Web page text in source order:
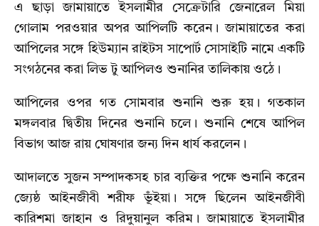
এ ছাড়া জামায়াতে ইসলামীর সেক্রেটারি জেনারেল মিয়া
গোলাম পরওয়ার অপর আপিলটি করেন। জামায়াতের করা
আপিলের সঙ্গে হিউম্যান রাইটস সাপোর্ট সোসাইটি নামে একটি
সংগঠনের করা লিভ টু আপিলও শুনানির তালিকায় ওঠে।
আপিলের ওপর গত সোমবার শুনানি শুরু হয়। গতকাল
মঙ্গলবার দ্বিতীয় দিনের শুনানি চলে। শুনানি শেষে আপিল
বিভাগ আজ রায় ঘোষণার জন্য দিন ধার্য করলেন।
আদালতে সুজন সম্পাদকসহ চার ব্যক্তির পক্ষে শুনানি করেন
জ্যেষ্ঠ আইনজীবী শরীফ ভূঁইয়া। সঙ্গে ছিলেন আইনজীবী
কারিশমা জাহান ও রিদুয়ানুল করিম। জামায়াতে ইসলামীর